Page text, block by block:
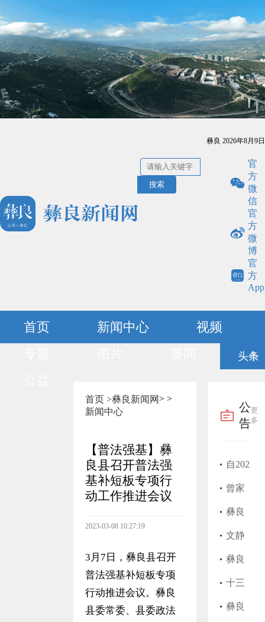
彝良 2026年8月9日
搜索
官
方
微
信
官
方
微
博
官
方
App
首页 新闻中心
视频
头条
首页 >彝良新闻网>
新闻中心
>
【普法强基】彝
良县召开普法强
基补短板专项行
动工作推进会议
2023-03-08 10:27:19
3月7日，彝良县召开
普法强基补短板专项
行动推进会议。彝良
县委常委、县委政法
公
告
更
多
自202
5年1
月开
始，
彝良
县实
行高
曾家
富医
师执
业证
书遗
失作
彝良
县202
5年上
半年
征兵
文静
莲护
士执
业证
​彝良
县艺
思美
十三
届彝
彝良